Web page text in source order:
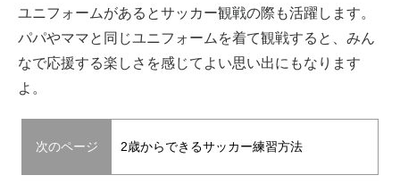
ユニフォームがあるとサッカー観戦の際も活躍します。
パパやママと同じユニフォームを着て観戦すると、みん
なで応援する楽しさを感じてよい思い出にもなります
よ。
次のページ 2歳からできるサッカー練習方法